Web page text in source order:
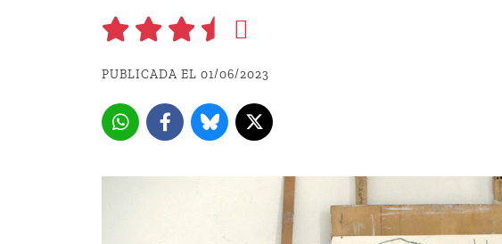
PUBLICADA EL 01/06/2023